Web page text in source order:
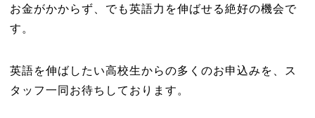
お金がかからず、でも英語力を伸ばせる絶好の機会で
す。
英語を伸ばしたい高校生からの多くのお申込みを、ス
タッフ一同お待ちしております。